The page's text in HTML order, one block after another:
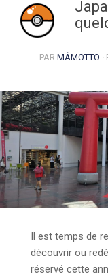
PAR MÂMOTTO ·
Il est temps de
découvrir ou
réservé cette